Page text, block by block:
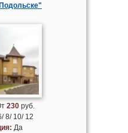
230 руб.
8/ 10/ 12
Да